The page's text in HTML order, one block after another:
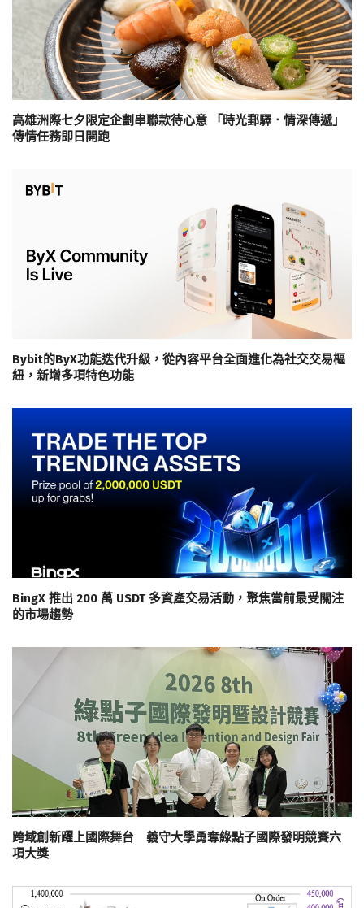
高雄洲際七夕限定企劃串聯款待心意 「時光郵驛．情深傳遞」
傳情任務即日開跑
Bybit的ByX功能迭代升級，從內容平台全面進化為社交交易樞
紐，新增多項特色功能
BingX 推出 200 萬 USDT 多資產交易活動，聚焦當前最受關注
的市場趨勢
跨域創新躍上國際舞台 義守大學勇奪綠點子國際發明競賽六
項大獎